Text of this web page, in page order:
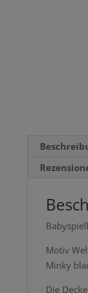
Motiv
Minky
Die